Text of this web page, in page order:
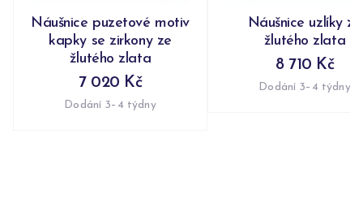
Náušnice puzetové motiv
kapky se zirkony ze
žlutého zlata
7 020 Kč
Dodání 3–4 týdny
Náušnice uzlíky ze
žlutého zlata
8 710 Kč
Dodání 3–4 týdny